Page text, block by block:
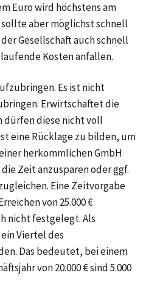
Euro wird höchstens am
aber möglichst schnell
Gesellschaft auch schnell
Kosten anfallen.
Es ist nicht
Erwirtschaftet die
dürfen diese nicht voll
eine Rücklage zu bilden, um
herkömmlichen GmbH
Zeit anzusparen oder ggf.
Eine Zeitvorgabe
von 25.000 €
nicht festgelegt. Als
Viertel des
Das bedeutet, bei einem
von 20.000 € sind 5.000